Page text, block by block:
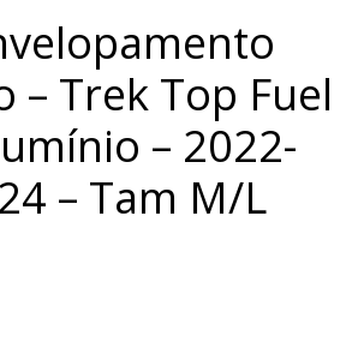
– Trek Top Fuel
– 2022-
– Tam M/L